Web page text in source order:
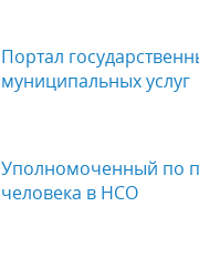
Портал
муниципальных услуг
Уполномоченный по
человека в НСО